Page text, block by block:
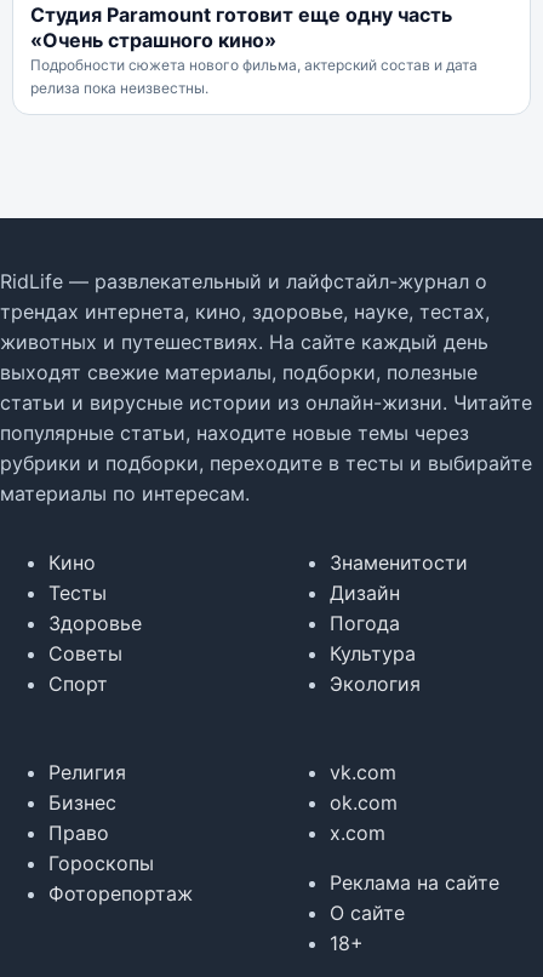
Студия Paramount готовит еще одну часть
«Очень страшного кино»
Подробности сюжета нового фильма, актерский состав и дата
релиза пока неизвестны.
RidLife — развлекательный и лайфстайл-журнал о
трендах интернета, кино, здоровье, науке, тестах,
животных и путешествиях. На сайте каждый день
выходят свежие материалы, подборки, полезные
статьи и вирусные истории из онлайн-жизни. Читайте
популярные статьи, находите новые темы через
рубрики и подборки, переходите в тесты и выбирайте
материалы по интересам.
Кино
Тесты
Здоровье
Советы
Спорт
Знаменитости
Дизайн
Погода
Культура
Экология
Религия
Бизнес
Право
Гороскопы
Фоторепортаж
vk.com
ok.com
x.com
Реклама на сайте
О сайте
18+